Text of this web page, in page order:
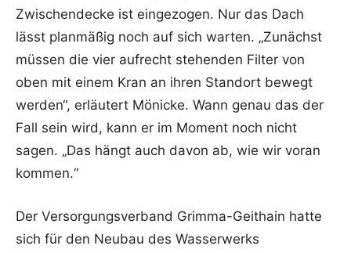
Zwischendecke ist eingezogen. Nur das Dach
lässt planmäßig noch auf sich warten. „Zunächst
müssen die vier aufrecht stehenden Filter von
oben mit einem Kran an ihren Standort bewegt
werden“, erläutert Mönicke. Wann genau das der
Fall sein wird, kann er im Moment noch nicht
sagen. „Das hängt auch davon ab, wie wir voran
kommen.“
Der Versorgungsverband Grimma-Geithain hatte
sich für den Neubau des Wasserwerks